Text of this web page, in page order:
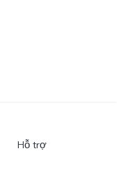
Hỗ trợ